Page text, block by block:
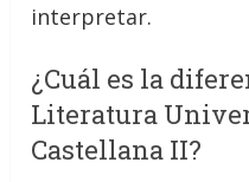
interpretar.
¿Cuál es la
Literatura
Castellana II?